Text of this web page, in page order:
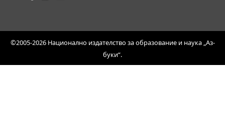
©2005-2026 Национално издателство за образование и наука „Аз-
буки“.